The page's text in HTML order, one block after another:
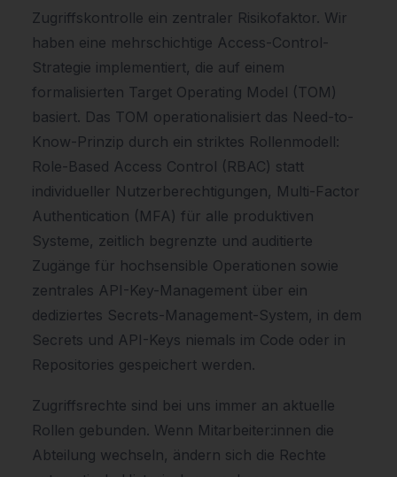
Zugriffskontrolle ein zentraler Risikofaktor. Wir
haben eine mehrschichtige Access-Control-
Strategie implementiert, die auf einem
formalisierten Target Operating Model (TOM)
basiert. Das TOM operationalisiert das Need-to-
Know-Prinzip durch ein striktes Rollenmodell:
Role-Based Access Control (RBAC) statt
individueller Nutzerberechtigungen, Multi-Factor
Authentication (MFA) für alle produktiven
Systeme, zeitlich begrenzte und auditierte
Zugänge für hochsensible Operationen sowie
zentrales API-Key-Management über ein
dediziertes Secrets-Management-System, in dem
Secrets und API-Keys niemals im Code oder in
Repositories gespeichert werden.
Zugriffsrechte sind bei uns immer an aktuelle
Rollen gebunden. Wenn Mitarbeiter:innen die
Abteilung wechseln, ändern sich die Rechte